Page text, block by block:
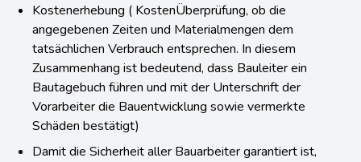
Kostenerhebung ( KostenÜberprüfung, ob die
angegebenen Zeiten und Materialmengen dem
tatsächlichen Verbrauch entsprechen. In diesem
Zusammenhang ist bedeutend, dass Bauleiter ein
Bautagebuch führen und mit der Unterschrift der
Vorarbeiter die Bauentwicklung sowie vermerkte
Schäden bestätigt)
Damit die Sicherheit aller Bauarbeiter garantiert ist,